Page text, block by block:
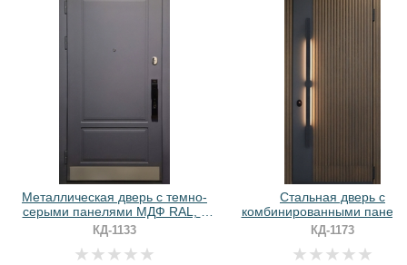
Хочу такую
Металлическая дверь с темно-
серыми панелями МДФ RAL, с
отбойником и биометрическим
замком
КД-1133
Стальная дверь с
комбинированными
МДФ и ручкой-скобой с
подсветкой
КД-1173